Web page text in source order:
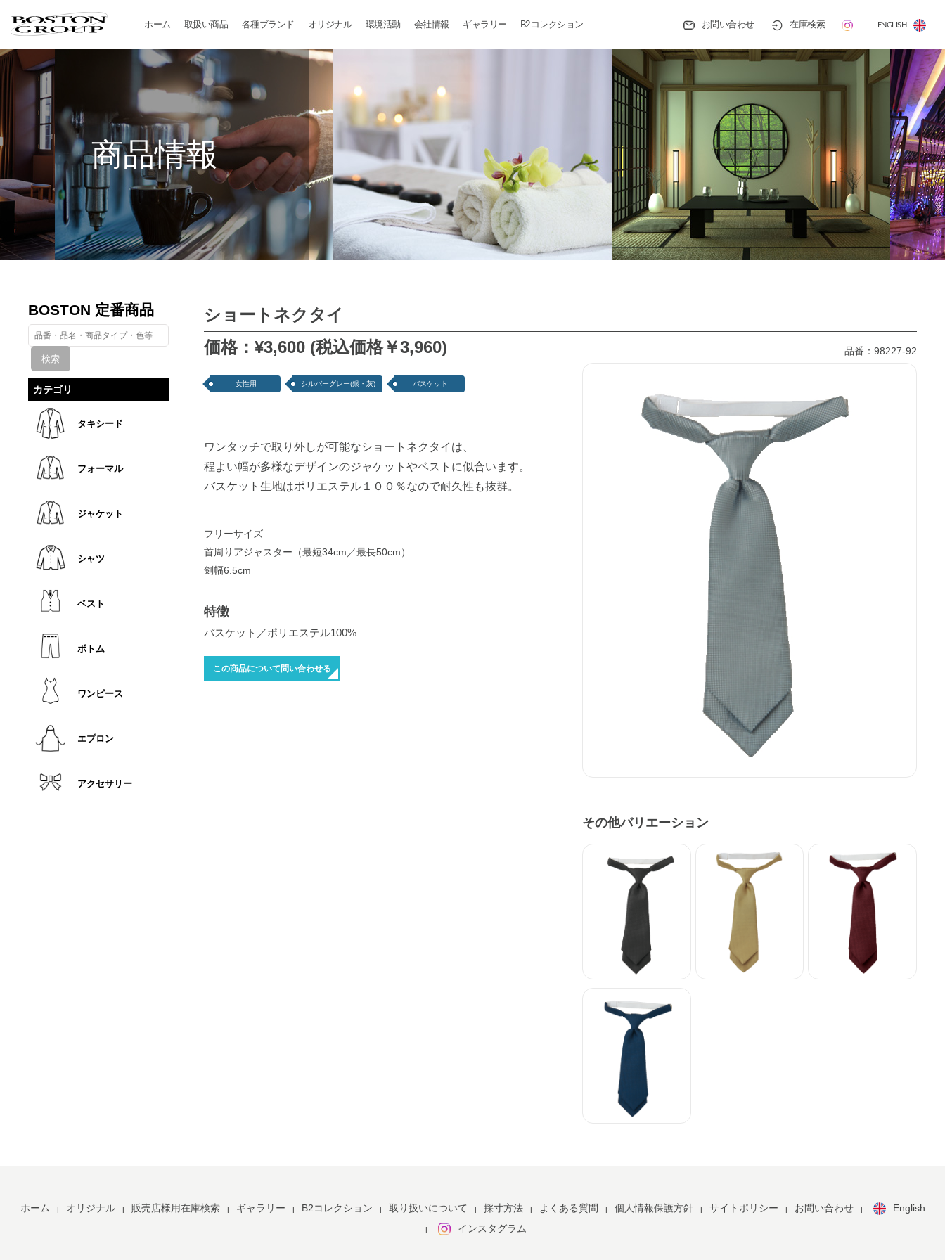
ホーム 取扱い商品
BONUNI 商品一覧
BON JOYFUL 商品一覧
B-SPA 商品一覧
和風 商品一覧
B2 商品一覧
各種ブランド
BONUNI
B-SPA
和風
B2
オリジナル 環境活動 会社情報 ギャラリー B2コレクション お問い合わせ 在庫検索 ENGLISH
商品情報
BOSTON 定番商品
カテゴリ
タキシード
フォーマル
ジャケット
シャツ
ベスト
ボトム
ワンピース
エプロン
アクセサリー
ショートネクタイ
価格：¥3,600 (税込価格￥3,960)
品番：98227-92
女性用 シルバーグレー(銀・灰) バスケット
ワンタッチで取り外しが可能なショートネクタイは、
程よい幅が多様なデザインのジャケットやベストに似合います。
バスケット生地はポリエステル１００％なので耐久性も抜群。
フリーサイズ
首周りアジャスター（最短34cm／最長50cm）
剣幅6.5cm
特徴
バスケット／ポリエステル100%
この商品について問い合わせる
その他バリエーション
ホーム オリジナル 販売店様用在庫検索 ギャラリー B2コレクション 取り扱いについて 採寸方法 よくある質問 個人情報保護方針 サイトポリシー お問い合わせ
English
インスタグラム